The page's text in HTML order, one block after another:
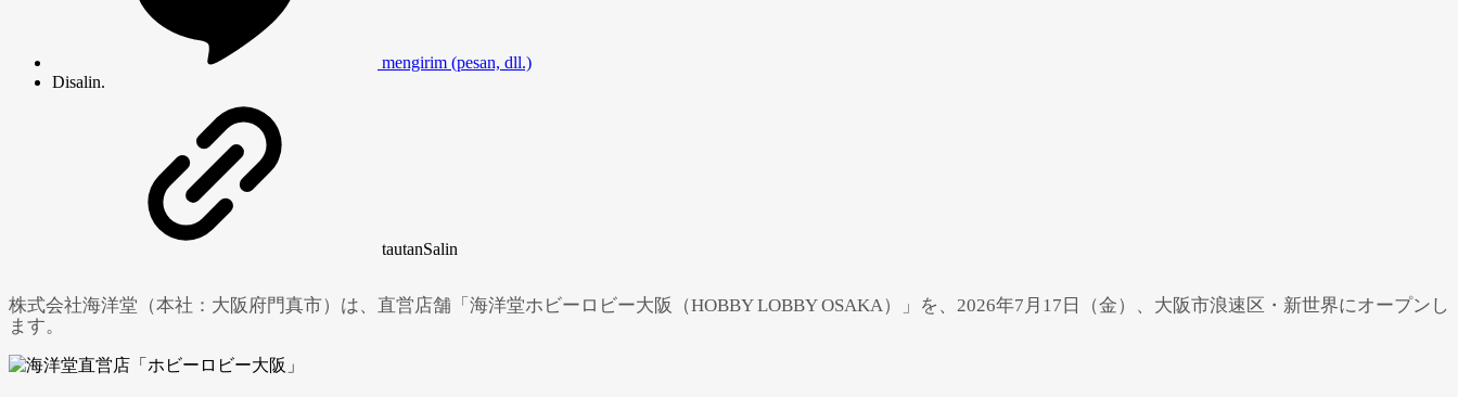
mengirim (pesan, dll.)
Disalin.
tautanSalin
株式会社海洋堂（本社：大阪府門真市）は、直営店舗「海洋堂ホビーロビー大阪（HOBBY LOBBY OSAKA）」を、2026年7月17日（金）、大阪市浪速区・新世界にオープンし
ます。